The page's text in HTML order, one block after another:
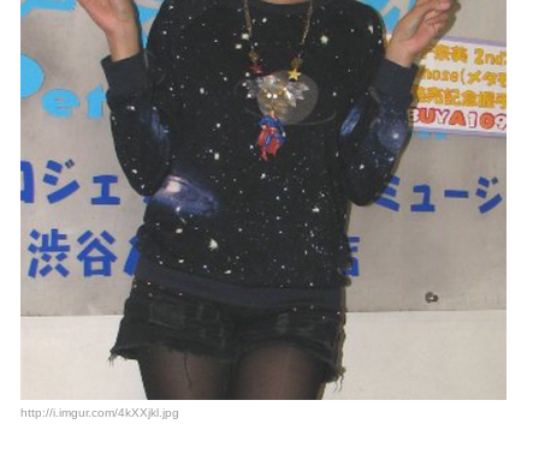
http://i.imgur.com/4kXXjkl.jpg